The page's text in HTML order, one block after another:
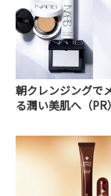
朝クレンジングで
る潤い美肌へ（PR）